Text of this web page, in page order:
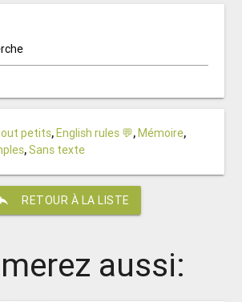
petits, English rules 💬, Mémoire,
,Sans texte
RETOUR À LA LISTE
aussi: